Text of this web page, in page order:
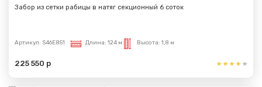
Забор из сетки рабицы в натяг секционный 6 соток
Артикул: S46E851 Длина: 124 м Высота: 1,8 м
225 550 р